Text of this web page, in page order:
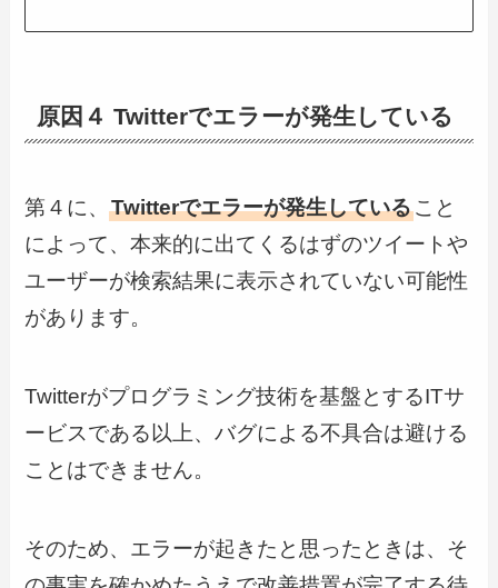
原因４ Twitterでエラーが発生している
第４に、Twitterでエラーが発生していること
によって、本来的に出てくるはずのツイートや
ユーザーが検索結果に表示されていない可能性
があります。
Twitterがプログラミング技術を基盤とするITサ
ービスである以上、バグによる不具合は避ける
ことはできません。
そのため、エラーが起きたと思ったときは、そ